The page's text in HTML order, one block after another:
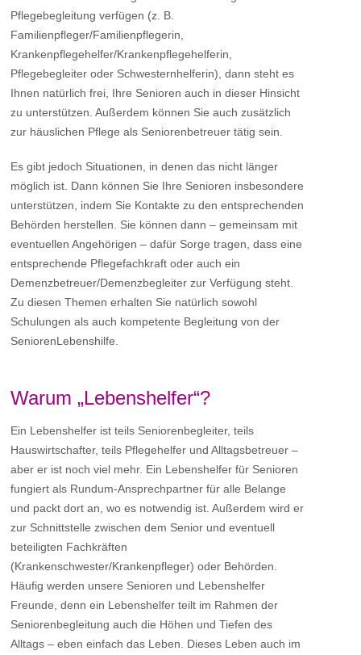
Pflegebegleitung verfügen (z. B.
Familienpfleger/Familienpflegerin,
Krankenpflegehelfer/Krankenpflegehelferin,
Pflegebegleiter oder Schwesternhelferin), dann steht es
Ihnen natürlich frei, Ihre Senioren auch in dieser Hinsicht
zu unterstützen. Außerdem können Sie auch zusätzlich
zur häuslichen Pflege als Seniorenbetreuer tätig sein.
Es gibt jedoch Situationen, in denen das nicht länger
möglich ist. Dann können Sie Ihre Senioren insbesondere
unterstützen, indem Sie Kontakte zu den entsprechenden
Behörden herstellen. Sie können dann – gemeinsam mit
eventuellen Angehörigen – dafür Sorge tragen, dass eine
entsprechende Pflegefachkraft oder auch ein
Demenzbetreuer/Demenzbegleiter zur Verfügung steht.
Zu diesen Themen erhalten Sie natürlich sowohl
Schulungen als auch kompetente Begleitung von der
SeniorenLebenshilfe.
Warum „Lebenshelfer“?
Ein Lebenshelfer ist teils Seniorenbegleiter, teils
Hauswirtschafter, teils Pflegehelfer und Alltagsbetreuer –
aber er ist noch viel mehr. Ein Lebenshelfer für Senioren
fungiert als Rundum-Ansprechpartner für alle Belange
und packt dort an, wo es notwendig ist. Außerdem wird er
zur Schnittstelle zwischen dem Senior und eventuell
beteiligten Fachkräften
(Krankenschwester/Krankenpfleger) oder Behörden.
Häufig werden unsere Senioren und Lebenshelfer
Freunde, denn ein Lebenshelfer teilt im Rahmen der
Seniorenbegleitung auch die Höhen und Tiefen des
Alltags – eben einfach das Leben. Dieses Leben auch im